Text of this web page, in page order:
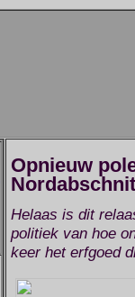
Opnieuw
Helaas is dit
politiek van hoe
keer het erfgoed